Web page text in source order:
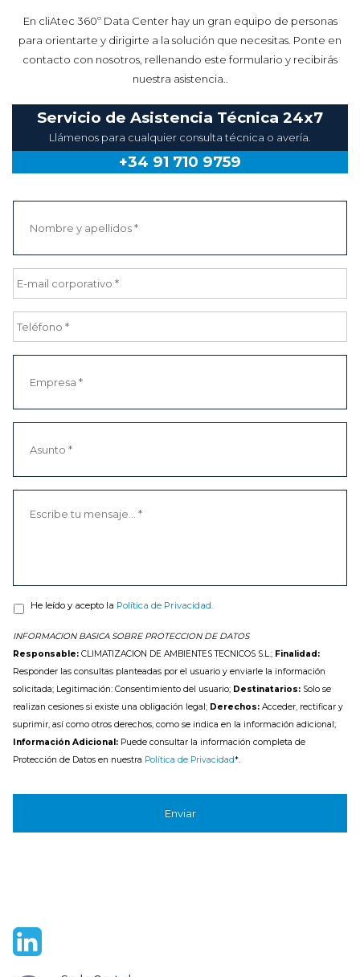
En cliAtec 360º Data Center hay un gran equipo de personas
para orientarte y dirigirte a la solución que necesitas. Ponte en
contacto con nosotros, rellenando este formulario y recibirás
nuestra asistencia..
Servicio de Asistencia Técnica 24x7
Llámenos para cualquier consulta técnica o avería.
+34 91 710 9759
He leído y acepto la Política de Privacidad.
INFORMACION BASICA SOBRE PROTECCION DE DATOS
Responsable: CLIMATIZACION DE AMBIENTES TECNICOS S.L.; Finalidad:
Responder las consultas planteadas por el usuario y enviarle la información
solicitada; Legitimación: Consentimiento del usuario; Destinatarios: Solo se
realizan cesiones si existe una obligación legal; Derechos: Acceder, rectificar y
suprimir, así como otros derechos, como se indica en la información adicional;
Información Adicional: Puede consultar la información completa de
Protección de Datos en nuestra Política de Privacidad*.